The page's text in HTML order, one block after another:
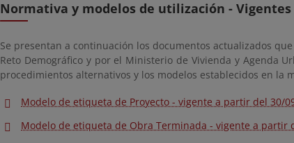
Normativa y modelos de utilización -
Se presentan a continuación los documentos actualizados
Reto Demográfico y por el Ministerio de Vivienda y Agenda
procedimientos alternativos y los modelos establecidos en la
Modelo de etiqueta de Proyecto - vigente a partir del 30/
Modelo de etiqueta de Obra Terminada - vigente a partir